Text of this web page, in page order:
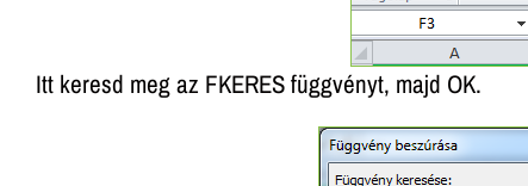
Itt keresd meg az FKERES függvényt, majd OK.